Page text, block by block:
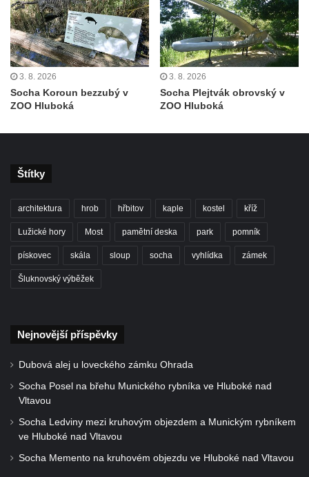
náměstí v Kněževsi
Socha svatého Františka Xaverského u
kostela svatého Jakuba Většího v Kněževsi
Socha sedící dívky u jezírka ve
Socha Krista bičovaného u domu čp. 416 v
Školní v Rychnově u Jablonce nad Nisou
Nisou
Socha svatého Jana Nepomuckého na
Krásné u Pěnčína
Socha svatého Josefa s Ježíškem u kostela
Socha svatého Jana Nepomuckého u
kostela svatého Martina v Kozlech
Kamenný pomník neznámého účelu u
Základní a Mateřské školy v Teplicích nad
3. 8. 2026
Socha Koroun bezzubý v
ZOO Hluboká
3. 8. 2026
Socha Plejtvák obrovský v
ZOO Hluboká
Štítky
architektura hrob hřbitov kaple kostel kříž
Lužické hory Most pamětní deska park pomník
pískovec skála sloup socha vyhlídka zámek
Šluknovský výběžek
Nejnovější příspěvky
Dubová alej u loveckého zámku Ohrada
Socha Posel na břehu Munického rybníka ve Hluboké nad
Vltavou
Socha Ledviny mezi kruhovým objezdem a Munickým rybníkem
ve Hluboké nad Vltavou
Socha Memento na kruhovém objezdu ve Hluboké nad Vltavou